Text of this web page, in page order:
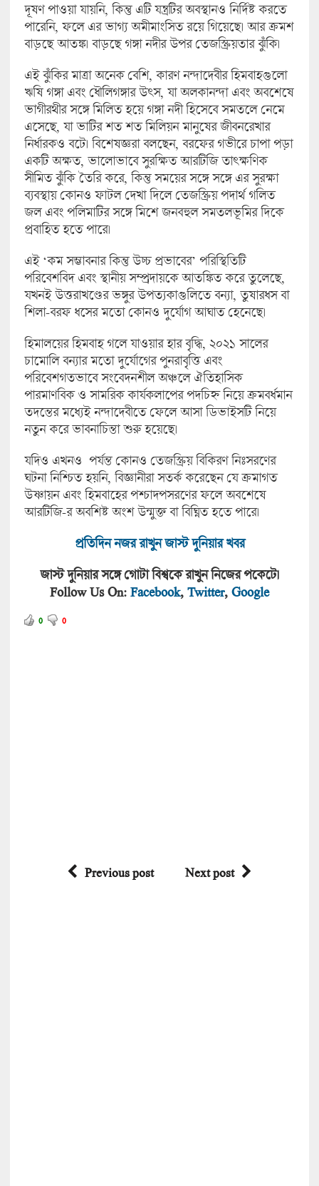
দূষণ পাওয়া যায়নি, কিন্তু এটি যন্ত্রটির অবস্থানও নির্দিষ্ট করতে
পারেনি, ফলে এর ভাগ্য অমীমাংসিত রয়ে গিয়েছে। আর ক্রমশ
বাড়ছে আতঙ্ক। বাড়ছে গঙ্গা নদীর উপর তেজস্ক্রিয়তার ঝুঁকি।
এই ঝুঁকির মাত্রা অনেক বেশি, কারণ নন্দাদেবীর হিমবাহগুলো
ঋষি গঙ্গা এবং ধৌলিগঙ্গার উৎস, যা অলকানন্দা এবং অবশেষে
ভাগীরথীর সঙ্গে মিলিত হয়ে গঙ্গা নদী হিসেবে সমতলে নেমে
এসেছে, যা ভাটির শত শত মিলিয়ন মানুষের জীবনরেখার
নির্ধারকও বটে। বিশেষজ্ঞরা বলছেন, বরফের গভীরে চাপা পড়া
একটি অক্ষত, ভালোভাবে সুরক্ষিত আরটিজি তাৎক্ষণিক
সীমিত ঝুঁকি তৈরি করে, কিন্তু সময়ের সঙ্গে সঙ্গে এর সুরক্ষা
ব্যবস্থায় কোনও ফাটল দেখা দিলে তেজস্ক্রিয় পদার্থ গলিত
জল এবং পলিমাটির সঙ্গে মিশে জনবহুল সমতলভূমির দিকে
প্রবাহিত হতে পারে।
এই ‘কম সম্ভাবনার কিন্তু উচ্চ প্রভাবের’ পরিস্থিতিটি
পরিবেশবিদ এবং স্থানীয় সম্প্রদায়কে আতঙ্কিত করে তুলেছে,
যখনই উত্তরাখণ্ডের ভঙ্গুর উপত্যকাগুলিতে বন্যা, তুষারধস বা
শিলা-বরফ ধসের মতো কোনও দুর্যোগ আঘাত হেনেছে।
হিমালয়ের হিমবাহ গলে যাওয়ার হার বৃদ্ধি, ২০২১ সালের
চামোলি বন্যার মতো দুর্যোগের পুনরাবৃত্তি এবং
পরিবেশগতভাবে সংবেদনশীল অঞ্চলে ঐতিহাসিক
পারমাণবিক ও সামরিক কার্যকলাপের পদচিহ্ন নিয়ে ক্রমবর্ধমান
তদন্তের মধ্যেই নন্দাদেবীতে ফেলে আসা ডিভাইসটি নিয়ে
নতুন করে ভাবনাচিন্তা শুরু হয়েছে।
যদিও এখনও পর্যন্ত কোনও তেজস্ক্রিয় বিকিরণ নিঃসরণের
ঘটনা নিশ্চিত হয়নি, বিজ্ঞানীরা সতর্ক করেছেন যে ক্রমাগত
উষ্ণায়ন এবং হিমবাহের পশ্চাদপসরণের ফলে অবশেষে
আরটিজি-র অবশিষ্ট অংশ উন্মুক্ত বা বিঘ্নিত হতে পারে।
প্রতিদিন নজর রাখুন জাস্ট দুনিয়ার খবর
জাস্ট দুনিয়ার সঙ্গে গোটা বিশ্বকে রাখুন নিজের পকেটে।
Follow Us On: Facebook, Twitter, Google
0 0
Previous post Next post